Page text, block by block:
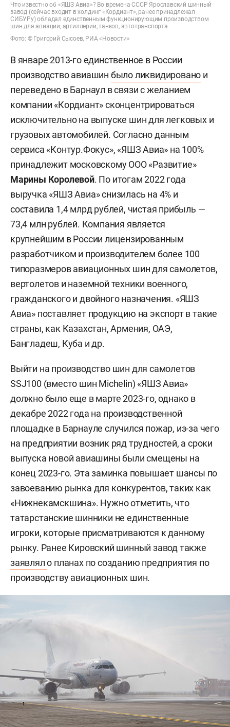
Что известно об «ЯШЗ Авиа»? Во времена СССР Ярославский шинный
завод (сейчас входит в холдинг «Кордиант», ранее принадлежал
СИБУРу) обладал единственным функционирующим производством
шин для авиации, артиллерии, танков, автотранспорта
Фото: © Григорий Сысоев, РИА «Новости»
В январе 2013-го единственное в России
производство авиашин было ликвидировано и
переведено в Барнаул в связи с желанием
компании «Кордиант» сконцентрироваться
исключительно на выпуске шин для легковых и
грузовых автомобилей. Согласно данным
сервиса «Контур.Фокус», «ЯШЗ Авиа» на 100%
принадлежит московскому ООО «Развитие»
Марины Королевой. По итогам 2022 года
выручка «ЯШЗ Авиа» снизилась на 4% и
составила 1,4 млрд рублей, чистая прибыль —
73,4 млн рублей. Компания является
крупнейшим в России лицензированным
разработчиком и производителем более 100
типоразмеров авиационных шин для самолетов,
вертолетов и наземной техники военного,
гражданского и двойного назначения. «ЯШЗ
Авиа» поставляет продукцию на экспорт в такие
страны, как Казахстан, Армения, ОАЭ,
Бангладеш, Куба и др.
Выйти на производство шин для самолетов
SSJ100 (вместо шин Michelin) «ЯШЗ Авиа»
должно было еще в марте 2023-го, однако в
декабре 2022 года на производственной
площадке в Барнауле случился пожар, из-за чего
на предприятии возник ряд трудностей, а сроки
выпуска новой авиашины были смещены на
конец 2023-го. Эта заминка повышает шансы по
завоеванию рынка для конкурентов, таких как
«Нижнекамскшина». Нужно отметить, что
татарстанские шинники не единственные
игроки, которые присматриваются к данному
рынку. Ранее Кировский шинный завод также
заявляло планах по созданию предприятия по
производству авиационных шин.